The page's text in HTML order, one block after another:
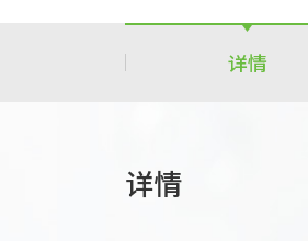
详情
详情